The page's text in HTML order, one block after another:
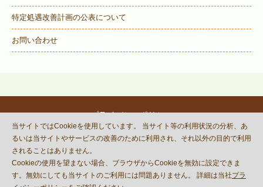
特定処遇改善計画の公表について
お問い合わせ
プライバシーポリシー
© DECOBOCO BASE Co.,Ltd.
and Terms of Serviceapply.
当サイトではCookieを使用しています。 当サイト等の利用状況の分析、あ
るいは当サイトやサービスの改善のために利用され、それ以外の目的で利用
されることはありません。
Cookieの使用を望まない場合、ブラウザからCookieを無効に設定できま
す。無効にしても当サイトのご利用には問題ありません。 詳細は当社プラ